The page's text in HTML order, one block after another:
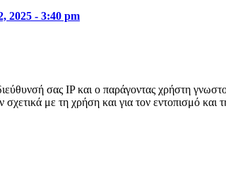
2025 - 3:40 pm
σας IP και ο παράγοντας χρήστη
με τη χρήση και για τον εντοπισμό και